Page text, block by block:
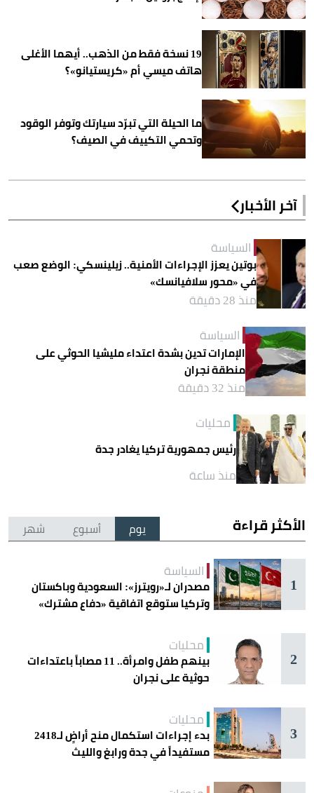
19 نسخة فقط من الذهب.. أيهما الأغلى
هاتف ميسي أم «كريستيانو»؟
ما الحيلة التي تبرّد سيارتك وتوفر الوقود
وتحمي التكييف في الصيف؟
آخر الأخبار
السياسة
بوتين يعزز الإجراءات الأمنية.. زيلينسكي: الوضع صعب
في «محور سلافيانسك»
منذ 28 دقيقة
السياسة
الإمارات تدين بشدة اعتداء مليشيا الحوثي على
منطقة نجران
منذ 32 دقيقة
محليات
رئيس جمهورية تركيا يغادر جدة
منذ ساعة
الأكثر قراءة يوم أسبوع شهر
1
السياسة
مصدران لـ«رويترز»: السعودية وباكستان
وتركيا ستوقع اتفاقية «دفاع مشترك»
2
محليات
بينهم طفل وامرأة.. 11 مصاباً باعتداءات
حوثية على نجران
3
محليات
بدء إجراءات استكمال منح أراضٍ لـ2418
مستفيداً في جدة ورابغ والليث